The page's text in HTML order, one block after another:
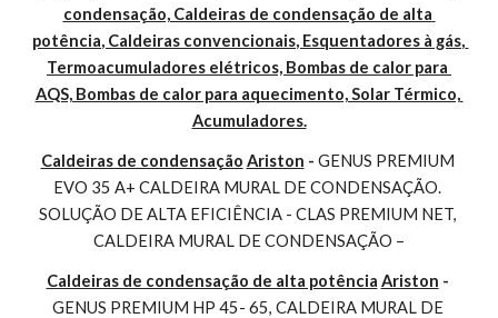
condensação, Caldeiras de condensação de alta
potência, Caldeiras convencionais, Esquentadores à gás,
Termoacumuladores elétricos, Bombas de calor para
AQS, Bombas de calor para aquecimento, Solar Térmico,
Acumuladores.
Caldeiras de condensação Ariston - GENUS PREMIUM
EVO 35 A+ CALDEIRA MURAL DE CONDENSAÇÃO.
SOLUÇÃO DE ALTA EFICIÊNCIA - CLAS PREMIUM NET,
CALDEIRA MURAL DE CONDENSAÇÃO –
Caldeiras de condensação de alta potência Ariston
GENUS PREMIUM HP 45- 65, CALDEIRA MURAL DE